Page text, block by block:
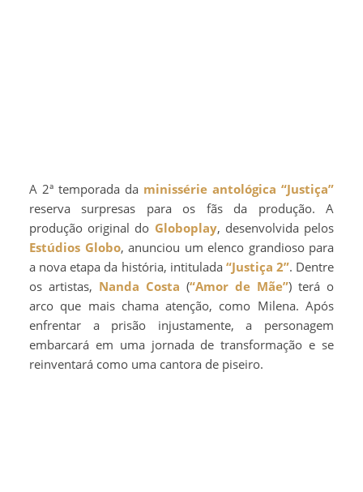
A 2ª temporada da minissérie antológica “Justiça”
reserva surpresas para os fãs da produção. A
produção original do Globoplay, desenvolvida pelos
Estúdios Globo, anunciou um elenco grandioso para
a nova etapa da história, intitulada “Justiça 2”. Dentre
os artistas, Nanda Costa (“Amor de Mãe”) terá o
arco que mais chama atenção, como Milena. Após
enfrentar a prisão injustamente, a personagem
embarcará em uma jornada de transformação e se
reinventará como uma cantora de piseiro.